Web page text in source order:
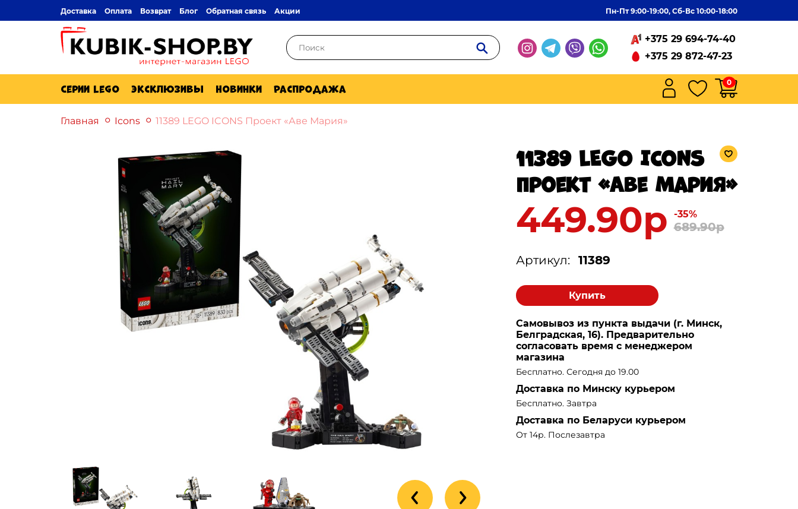
Доставка Оплата Возврат Блог Обратная связь Акции Пн-Пт 9:00-19:00, Сб-Вс 10:00-18:00
+375 29 694-74-40
+375 29 872-47-23
Серии Lego Эксклюзивы Новинки Распродажа
0
Главная Icons 11389 LEGO ICONS Проект «Аве Мария»
11389 LEGO ICONS
Проект «Аве Мария»
449.90р -35%
689.90р
Артикул: 11389
Купить
Самовывоз из пункта выдачи (г. Минск,
Белградская, 16). Предварительно
согласовать время с менеджером
магазина
Бесплатно. Сегодня до 19.00
Доставка по Минску курьером
Бесплатно. Завтра
Доставка по Беларуси курьером
От 14р. Послезавтра